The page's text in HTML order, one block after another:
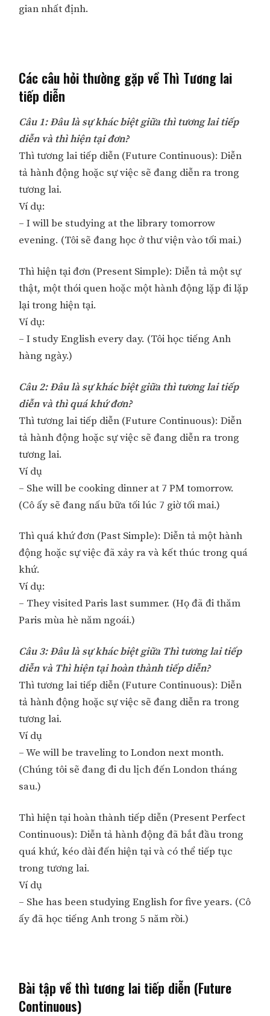
gian nhất định.
Các câu hỏi thường gặp về Thì Tương lai
tiếp diễn
Câu 1: Đâu là sự khác biệt giữa thì tương lai tiếp
diễn và thì hiện tại đơn?
Thì tương lai tiếp diễn (Future Continuous): Diễn
tả hành động hoặc sự việc sẽ đang diễn ra trong
tương lai.
Ví dụ:
– I will be studying at the library tomorrow
evening. (Tôi sẽ đang học ở thư viện vào tối mai.)
Thì hiện tại đơn (Present Simple): Diễn tả một sự
thật, một thói quen hoặc một hành động lặp đi lặp
lại trong hiện tại.
Ví dụ:
– I study English every day. (Tôi học tiếng Anh
hàng ngày.)
Câu 2: Đâu là sự khác biệt giữa thì tương lai tiếp
diễn và thì quá khứ đơn?
Thì tương lai tiếp diễn (Future Continuous): Diễn
tả hành động hoặc sự việc sẽ đang diễn ra trong
tương lai.
Ví dụ
– She will be cooking dinner at 7 PM tomorrow.
(Cô ấy sẽ đang nấu bữa tối lúc 7 giờ tối mai.)
Thì quá khứ đơn (Past Simple): Diễn tả một hành
động hoặc sự việc đã xảy ra và kết thúc trong quá
khứ.
Ví dụ:
– They visited Paris last summer. (Họ đã đi thăm
Paris mùa hè năm ngoái.)
Câu 3: Đâu là sự khác biệt giữa Thì tương lai tiếp
diễn và Thì hiện tại hoàn thành tiếp diễn?
Thì tương lai tiếp diễn (Future Continuous): Diễn
tả hành động hoặc sự việc sẽ đang diễn ra trong
tương lai.
Ví dụ
– We will be traveling to London next month.
(Chúng tôi sẽ đang đi du lịch đến London tháng
sau.)
Thì hiện tại hoàn thành tiếp diễn (Present Perfect
Continuous): Diễn tả hành động đã bắt đầu trong
quá khứ, kéo dài đến hiện tại và có thể tiếp tục
trong tương lai.
Ví dụ
– She has been studying English for five years. (Cô
ấy đã học tiếng Anh trong 5 năm rồi.)
Bài tập về thì tương lai tiếp diễn (Future
Continuous)